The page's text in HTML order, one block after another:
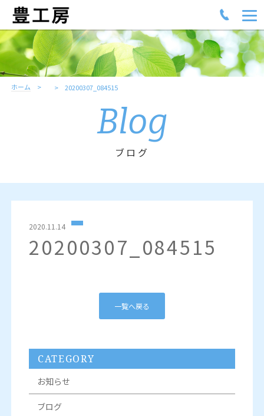
ホーム 20200307_084515
Blog
ブログ
2020.11.14
20200307_084515
一覧へ戻る
CATEGORY
お知らせ
ブログ